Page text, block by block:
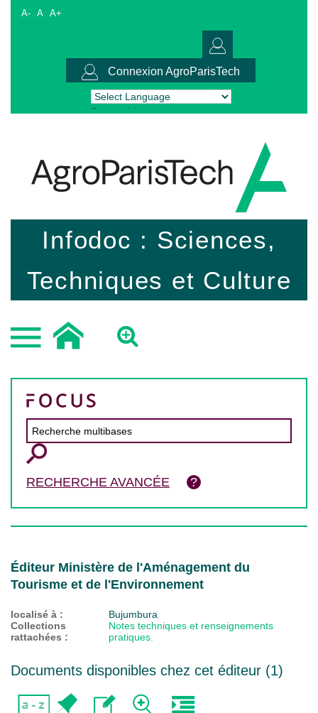
A- A A+
Connexion AgroParisTech
Powered by Translate
Infodoc : Sciences,
Techniques et Culture
RECHERCHE AVANCÉE
Éditeur Ministère de l'Aménagement du
Tourisme et de l'Environnement
localisé à :
Bujumbura
Collections
rattachées :
Notes techniques et renseignements
pratiques.
Documents disponibles chez cet éditeur (1)